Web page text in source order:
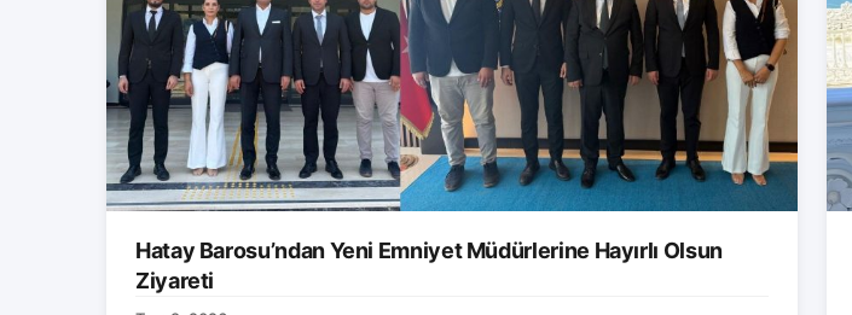
Hatay Barosu’ndan Yeni Emniyet Müdürlerine Hayırlı Olsun
Ziyareti